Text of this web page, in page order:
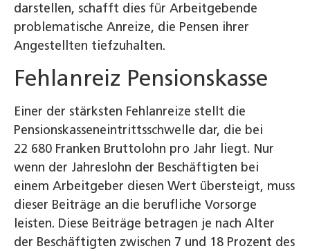
darstellen, schafft dies für Arbeitgebende
problematische Anreize, die Pensen ihrer
Angestellten tiefzuhalten.
Fehlanreiz Pensionskasse
Einer der stärksten Fehlanreize stellt die
Pensionskasseneintrittsschwelle dar, die bei
22 680 Franken Bruttolohn pro Jahr liegt. Nur
wenn der Jahreslohn der Beschäftigten bei
einem Arbeitgeber diesen Wert übersteigt, muss
dieser Beiträge an die berufliche Vorsorge
leisten. Diese Beiträge betragen je nach Alter
der Beschäftigten zwischen 7 und 18 Prozent des